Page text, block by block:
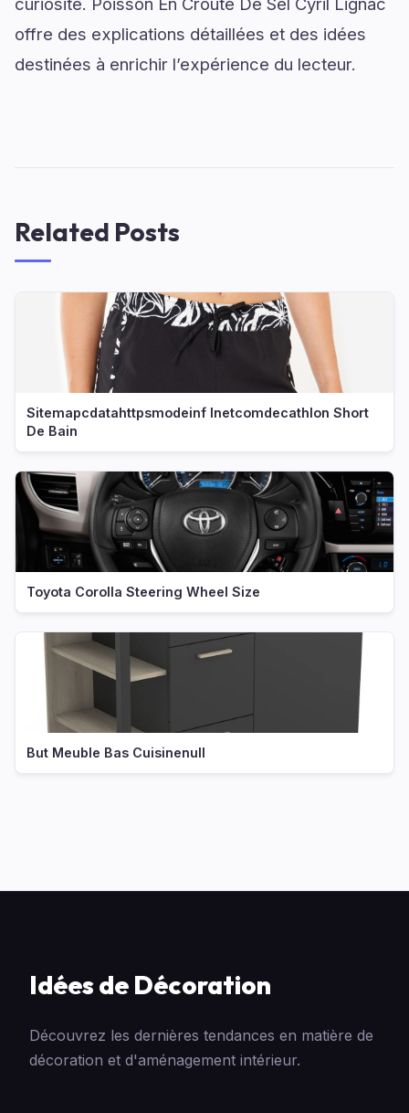
offre des explications détaillées et des idées
destinées à enrichir l’expérience du lecteur.
Related Posts
Sitemapcdatahttpsmodeinf Inetcomdecathlon Short
De Bain
Toyota Corolla Steering Wheel Size
But Meuble Bas Cuisinenull
Idées de Décoration
Découvrez les dernières tendances en matière de
décoration et d'aménagement intérieur.